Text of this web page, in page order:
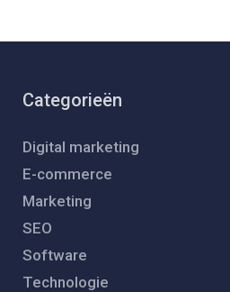
Categorieën
Digital marketing
E-commerce
Marketing
SEO
Software
Technologie